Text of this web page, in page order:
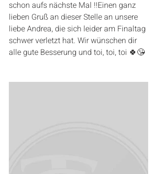
schon aufs nächste Mal !!Einen ganz
lieben Gruß an dieser Stelle an unsere
liebe Andrea, die sich leider am Finaltag
schwer verletzt hat. Wir wünschen dir
alle gute Besserung und toi, toi, toi 🍀😘